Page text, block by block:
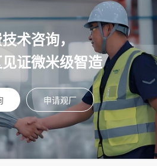
术咨询，
证微米级智造
申请观厂